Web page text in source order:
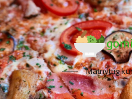
Matnyttig